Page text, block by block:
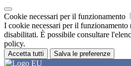
Cookie necessari per il funzionamento
I cookie necessari per il funzionamento
disabilitati. È possibile consultare
policy.
Accetta tutti Salva le preferenze